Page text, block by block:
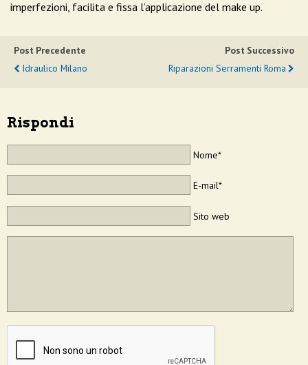
imperfezioni, facilita e fissa l’applicazione del make up.
Post Precedente
Idraulico Milano
Post Successivo
Riparazioni Serramenti Roma
Rispondi
Nome*
E-mail*
Sito web